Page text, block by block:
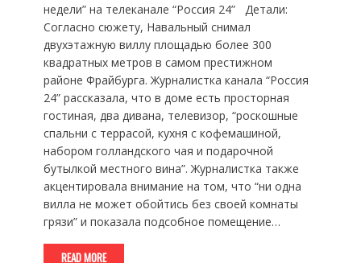
недели” на телеканале “Россия 24” Детали:
Согласно сюжету, Навальный снимал
двухэтажную виллу площадью более 300
квадратных метров в самом престижном
районе Фрайбурга. Журналистка канала “Россия
24” рассказала, что в доме есть просторная
гостиная, два дивана, телевизор, “роскошные
спальни с террасой, кухня с кофемашиной,
набором голландского чая и подарочной
бутылкой местного вина”. Журналистка также
акцентировала внимание на том, что “ни одна
вилла не может обойтись без своей комнаты
грязи” и показала подсобное помещение…
READ MORE